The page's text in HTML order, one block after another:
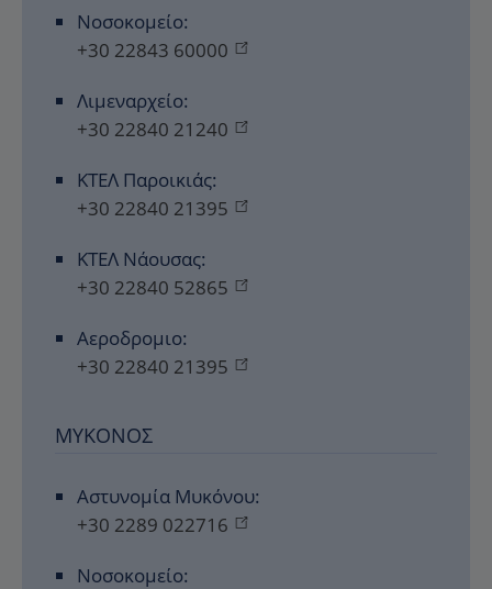
Νοσοκομείο:
+30 22843 60000
Λιμεναρχείο:
+30 22840 21240
ΚΤΕΛ Παροικιάς:
+30 22840 21395
ΚΤΕΛ Νάουσας:
+30 22840 52865
Αεροδρομιο:
+30 22840 21395
ΜΎΚΟΝΟΣ
Αστυνομία Μυκόνου:
+30 2289 022716
Νοσοκομείο: